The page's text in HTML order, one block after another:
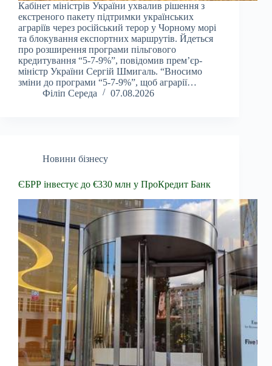
Кабінет міністрів України ухвалив рішення з
екстреного пакету підтримки українських
аграріїв через російський терор у Чорному морі
та блокування експортних маршрутів. Йдеться
про розширення програми пільгового
кредитування “5-7-9%”, повідомив прем’єр-
міністр України Сергій Шмигаль. “Вносимо
зміни до програми “5-7-9%”, щоб аграрії…
Філіп Середа
07.08.2026
Новини бізнесу
ЄБРР інвестує до €330 млн у ПроКредит Банк